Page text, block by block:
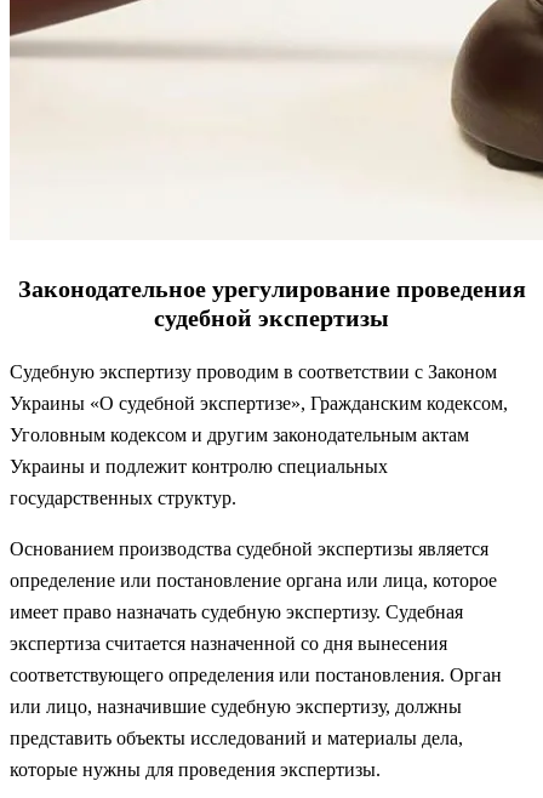
Законодательное урегулирование проведения
судебной экспертизы
Судебную экспертизу проводим в соответствии с Законом
Украины «О судебной экспертизе», Гражданским кодексом,
Уголовным кодексом и другим законодательным актам
Украины и подлежит контролю специальных
государственных структур.
Основанием производства судебной экспертизы является
определение или постановление органа или лица, которое
имеет право назначать судебную экспертизу. Судебная
экспертиза считается назначенной со дня вынесения
соответствующего определения или постановления. Орган
или лицо, назначившие судебную экспертизу, должны
представить объекты исследований и материалы дела,
которые нужны для проведения экспертизы.